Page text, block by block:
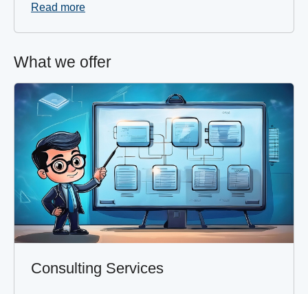
Read more
What we offer
Consulting Services